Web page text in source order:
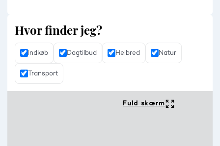
Hvor finder jeg?
Indkøb Dagtilbud Helbred Natur
Transport
Fuld skærm